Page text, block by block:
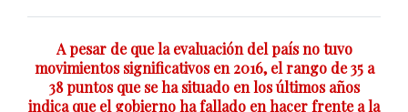
A pesar de que la evaluación del país no tuvo
movimientos significativos en 2016, el rango de 35 a
38 puntos que se ha situado en los últimos años
indica que el gobierno ha fallado en hacer frente a la